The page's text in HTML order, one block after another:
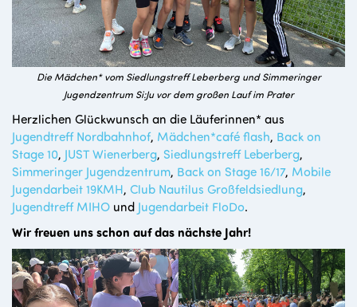
Die Mädchen* vom Siedlungstreff Leberberg und Simmeringer
Jugendzentrum Si:Ju vor dem großen Lauf im Prater
Herzlichen Glückwunsch an die Läuferinnen* aus
Jugendtreff Nordbahnhof, Mädchen*café flash, Back on
Stage 10, JUST Wienerberg, Siedlungstreff Leberberg,
Simmeringer Jugendzentrum, Back on Stage 16/17, Mobile
Jugendarbeit 19KMH, Club Nautilus Großfeldsiedlung,
Jugendtreff MIHO und Jugendarbeit FloDo.
Wir freuen uns schon auf das nächste Jahr!